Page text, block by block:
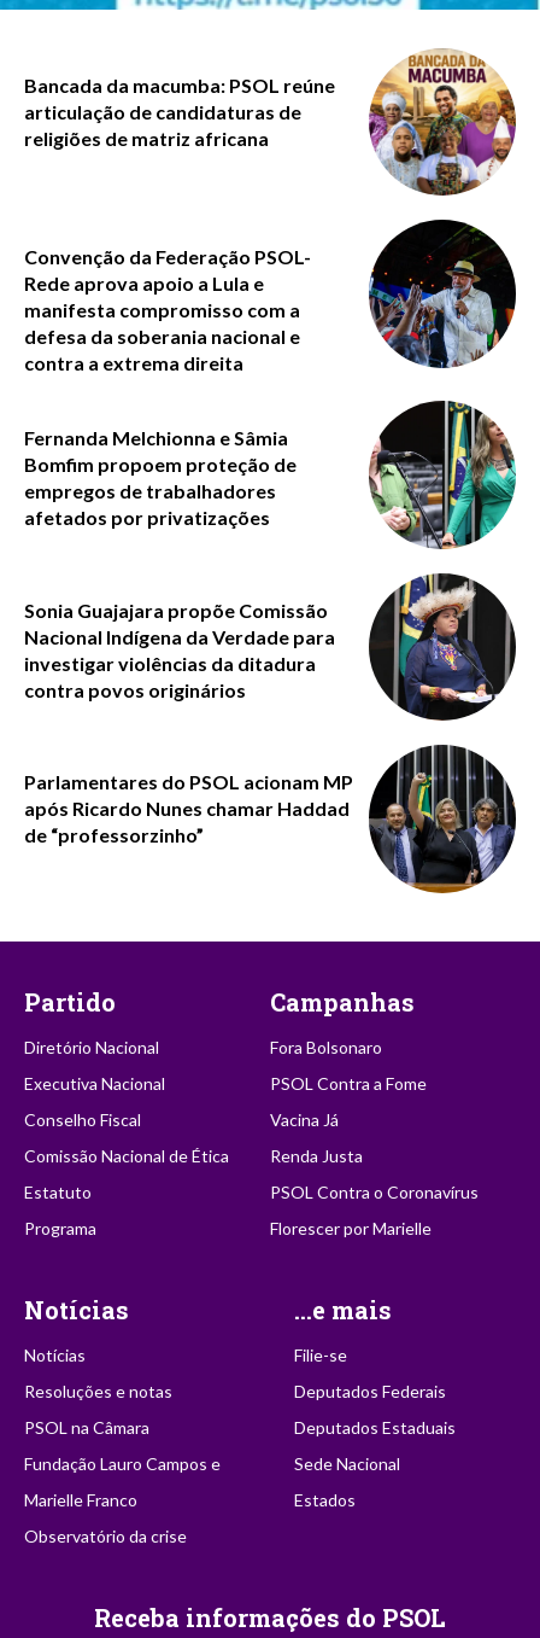
Bancada da macumba: PSOL reúne
articulação de candidaturas de
religiões de matriz africana
Convenção da Federação PSOL-
Rede aprova apoio a Lula e
manifesta compromisso com a
defesa da soberania nacional e
contra a extrema direita
Fernanda Melchionna e Sâmia
Bomfim propoem proteção de
empregos de trabalhadores
afetados por privatizações
Sonia Guajajara propõe Comissão
Nacional Indígena da Verdade para
investigar violências da ditadura
contra povos originários
Parlamentares do PSOL acionam MP
após Ricardo Nunes chamar Haddad
de “professorzinho”
Partido
Diretório Nacional
Executiva Nacional
Conselho Fiscal
Comissão Nacional de Ética
Estatuto
Programa
Campanhas
Fora Bolsonaro
PSOL Contra a Fome
Vacina Já
Renda Justa
PSOL Contra o Coronavírus
Florescer por Marielle
Notícias
Notícias
Resoluções e notas
PSOL na Câmara
Fundação Lauro Campos e
Marielle Franco
Observatório da crise
...e mais
Filie-se
Deputados Federais
Deputados Estaduais
Sede Nacional
Estados
Receba informações do PSOL